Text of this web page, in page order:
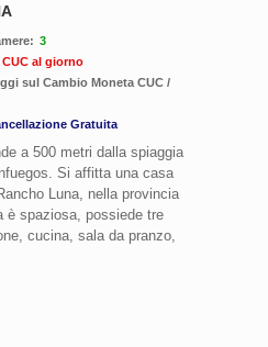
3
CUC al giorno
sul Cambio Moneta CUC /
Gratuita
a 500 metri dalla spiaggia
Si affitta una casa
Luna, nella provincia
è spaziosa, possiede tre
cucina, sala da pranzo,